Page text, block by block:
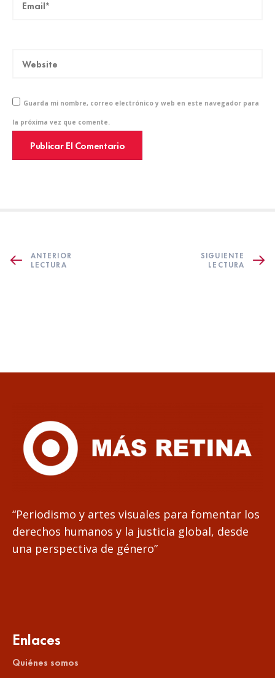
Guarda mi nombre, correo electrónico y web en este navegador para
la próxima vez que comente.
ANTERIOR
LECTURA
SIGUIENTE
LECTURA
“Periodismo y artes visuales para fomentar los
derechos humanos y la justicia global, desde
una perspectiva de género”
Enlaces
Quiénes somos